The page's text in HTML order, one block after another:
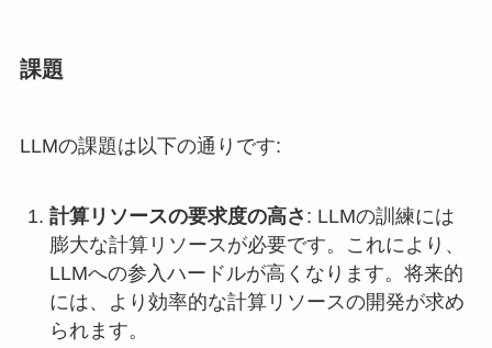
課題
LLMの課題は以下の通りです:
計算リソースの要求度の高さ : LLMの訓練には
膨大な計算リソースが必要です。これにより、
LLMへの参入ハードルが高くなります。将来的
には、より効率的な計算リソースの開発が求め
られます。